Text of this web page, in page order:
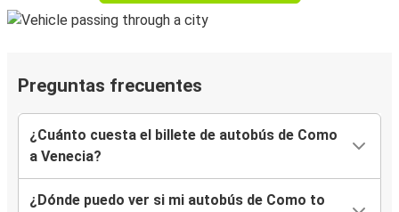
Preguntas frecuentes
¿Cuánto cuesta el billete de autobús de Como
a Venecia?
¿Dónde puedo ver si mi autobús de Como to